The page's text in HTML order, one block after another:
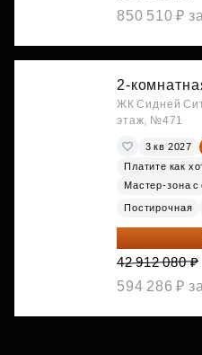
850 510 ₽
2-
ЖК Сидней
этаж, №471
3 кв 2027
Платите как
Мастер-зона с
Постирочная
33 042 302
42 912 080 ₽
594 286 ₽